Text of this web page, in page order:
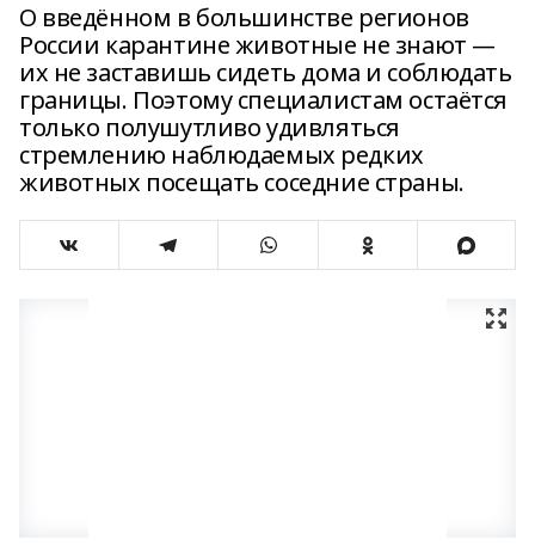
О введённом в большинстве регионов
России карантине животные не знают —
их не заставишь сидеть дома и соблюдать
границы. Поэтому специалистам остаётся
только полушутливо удивляться
стремлению наблюдаемых редких
животных посещать соседние страны.